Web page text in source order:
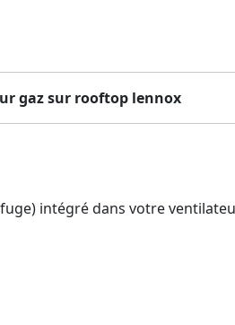
gaz sur rooftop lennox
intégré dans votre